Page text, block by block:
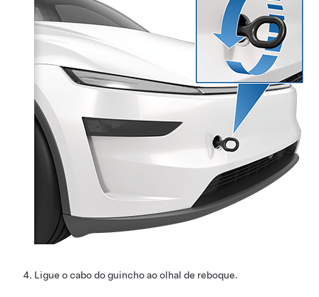
Ligue o cabo do guincho ao olhal de reboque.